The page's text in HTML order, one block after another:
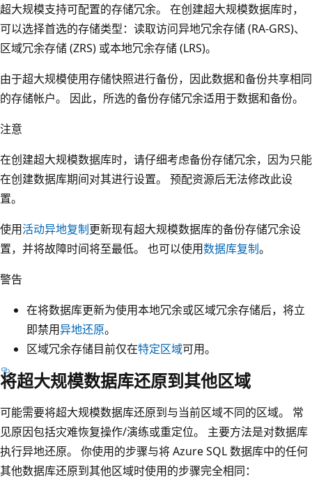
超大规模支持可配置的存储冗余。 在创建超大规模数据库时，
可以选择首选的存储类型：读取访问异地冗余存储 (RA-GRS)、
区域冗余存储 (ZRS) 或本地冗余存储 (LRS)。
由于超大规模使用存储快照进行备份，因此数据和备份共享相同
的存储帐户。 因此，所选的备份存储冗余适用于数据和备份。
注意
在创建超大规模数据库时，请仔细考虑备份存储冗余，因为只能
在创建数据库期间对其进行设置。 预配资源后无法修改此设
置。
使用活动异地复制更新现有超大规模数据库的备份存储冗余设
置，并将故障时间将至最低。 也可以使用数据库复制。
警告
在将数据库更新为使用本地冗余或区域冗余存储后，将立
即禁用异地还原。
区域冗余存储目前仅在特定区域可用。
将超大规模数据库还原到其他区域
可能需要将超大规模数据库还原到与当前区域不同的区域。 常
见原因包括灾难恢复操作/演练或重定位。 主要方法是对数据库
执行异地还原。 你使用的步骤与将 Azure SQL 数据库中的任何
其他数据库还原到其他区域时使用的步骤完全相同：